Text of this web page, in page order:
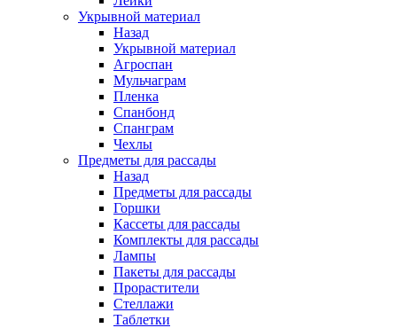
Укрывной материал
Назад
Укрывной материал
Агроспан
Мульчаграм
Пленка
Спанбонд
Спанграм
Чехлы
Предметы для рассады
Назад
Предметы для рассады
Горшки
Кассеты для рассады
Комплекты для рассады
Лампы
Пакеты для рассады
Прорастители
Стеллажи
Таблетки